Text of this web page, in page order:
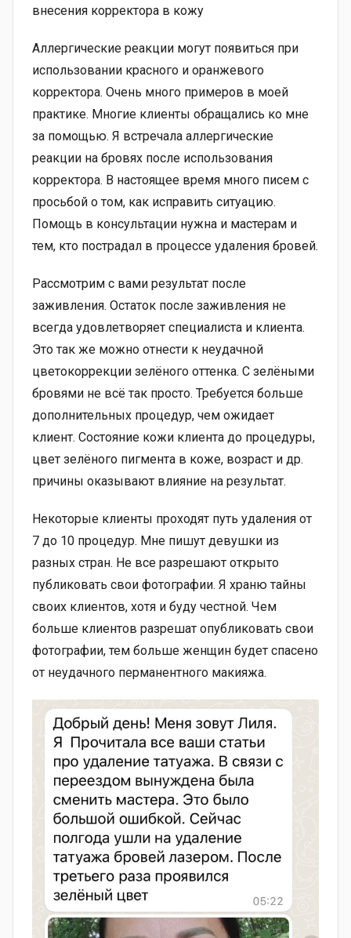
внесения корректора в кожу
Аллергические реакции могут появиться при
использовании красного и оранжевого
корректора. Очень много примеров в моей
практике. Многие клиенты обращались ко мне
за помощью. Я встречала аллергические
реакции на бровях после использования
корректора. В настоящее время много писем с
просьбой о том, как исправить ситуацию.
Помощь в консультации нужна и мастерам и
тем, кто пострадал в процессе удаления бровей.
Рассмотрим с вами результат после
заживления. Остаток после заживления не
всегда удовлетворяет специалиста и клиента.
Это так же можно отнести к неудачной
цветокоррекции зелёного оттенка. С зелёными
бровями не всё так просто. Требуется больше
дополнительных процедур, чем ожидает
клиент. Состояние кожи клиента до процедуры,
цвет зелёного пигмента в коже, возраст и др.
причины оказывают влияние на результат.
Некоторые клиенты проходят путь удаления от
7 до 10 процедур. Мне пишут девушки из
разных стран. Не все разрешают открыто
публиковать свои фотографии. Я храню тайны
своих клиентов, хотя и буду честной. Чем
больше клиентов разрешат опубликовать свои
фотографии, тем больше женщин будет спасено
от неудачного перманентного макияжа.